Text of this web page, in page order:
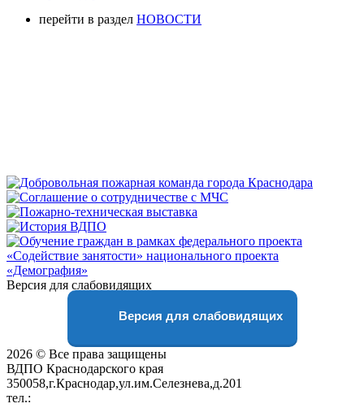
перейти в раздел НОВОСТИ
Версия для слабовидящих
Версия для слабовидящих
2026 © Все права защищены
ВДПО Краснодарского края
350058,г.Краснодар,ул.им.Селезнева,д.201
тел.: